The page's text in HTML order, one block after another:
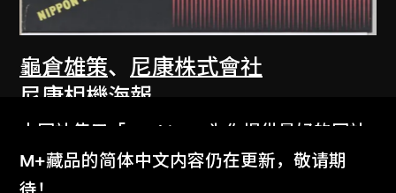
龜倉雄策、 尼康株式會社
尼康相機海報
1957
本网站使用「Cookies」为你提供最好的网站
体验。
M+藏品的简体中文内容仍在更新，敬请期